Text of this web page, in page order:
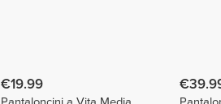
€19.99